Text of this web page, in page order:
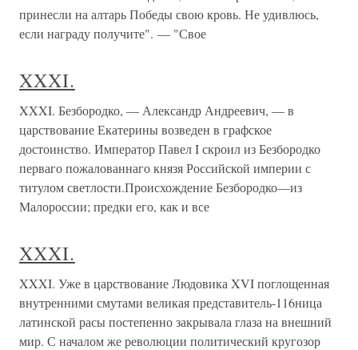
принесли на алтарь Победы свою кровь. Не удивлюсь,
если награду получите". — "Свое
XXXI.
XXXI. Безбородко, — Александр Андреевич, — в
царствование Екатерины возведен в графское
достоинство. Император Павел I скроил из Безбородко
перваго пожалованнаго князя Российской империи с
титулом светлости.Происхождение Безбородко—из
Малороссии; предки его, как и все
XXXI.
XXXI. Уже в царствование Людовика XVI поглощенная
внутренними смутами великая представитель-116ница
латинской расы постепенно закрывала глаза на внешний
мир. С началом же революции политический кругозор